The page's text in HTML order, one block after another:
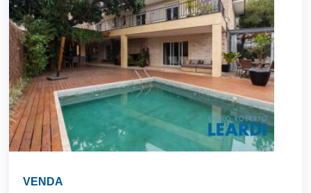
VENDA